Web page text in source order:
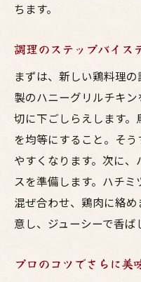
ちます。
調理のステップバイス
まずは、新しい鶏料理
製のハニーグリルチキ
切に下ごしらえします
を均等にすること。そ
やすくなります。次に
スを準備します。ハチ
混ぜ合わせ、鶏肉に絡
意し、ジューシーで香ば
プロのコツでさらに美